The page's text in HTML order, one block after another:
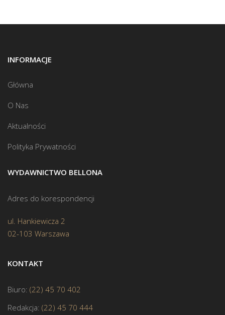
INFORMACJE
Główna
O Nas
Aktualności
Polityka Prywatności
WYDAWNICTWO BELLONA
Adres do korespondencji
ul. Hankiewicza 2
02-103 Warszawa
KONTAKT
Biuro: (22) 45 70 402
Redakcja: (22) 45 70 444